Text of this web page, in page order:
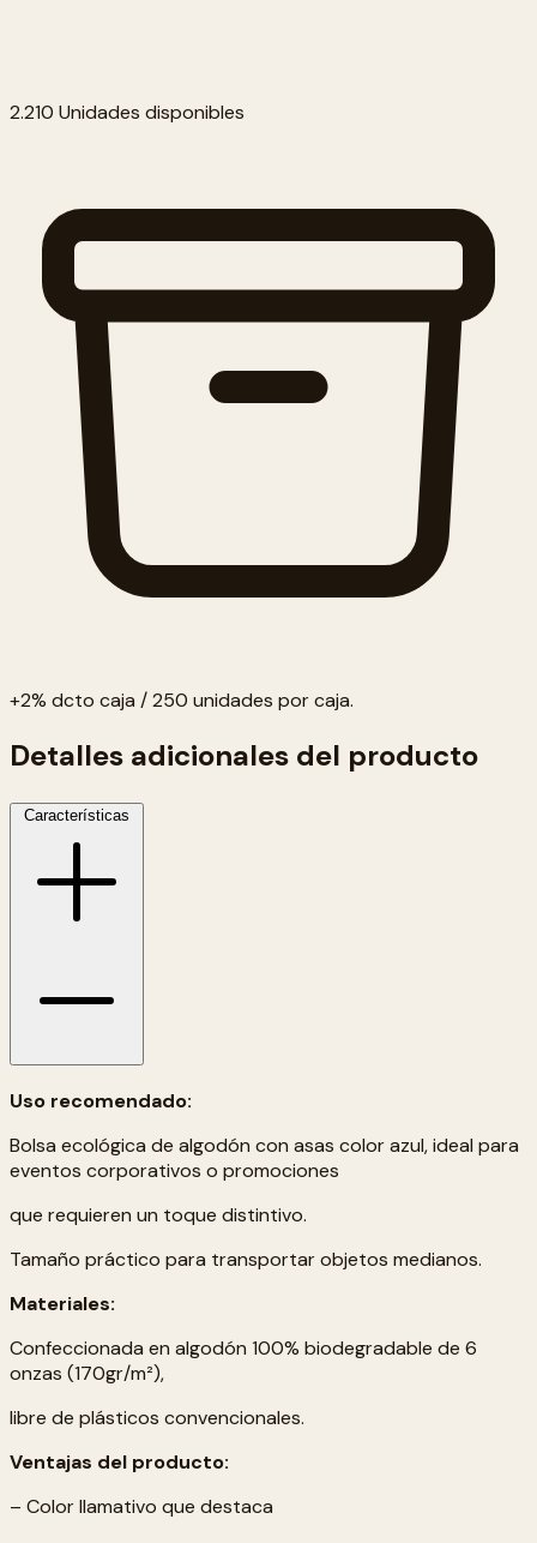
2.210 Unidades disponibles
+2% dcto caja / 250 unidades por caja.
Detalles adicionales del producto
Características
Uso recomendado:
Bolsa ecológica de algodón con asas color azul, ideal para
eventos corporativos o promociones
que requieren un toque distintivo.
Tamaño práctico para transportar objetos medianos.
Materiales:
Confeccionada en algodón 100% biodegradable de 6
onzas (170gr/m²),
libre de plásticos convencionales.
Ventajas del producto:
– Color llamativo que destaca